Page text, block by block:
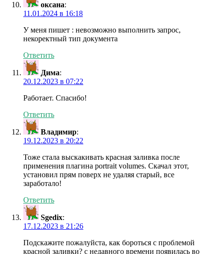
оксана:
11.01.2024 в 16:18
У меня пишет : невозможно выполнить запрос,
некоректный тип документа
Ответить
Дима:
20.12.2023 в 07:22
Работает. Спасибо!
Ответить
Владимир:
19.12.2023 в 20:22
Тоже стала выскакивать красная заливка после
применения плагина portrait volumes. Скачал этот,
установил прям поверх не удаляя старый, все
заработало!
Ответить
Sgedix:
17.12.2023 в 21:26
Подскажите пожалуйста, как бороться с проблемой
красной заливки? с недавного времени появилась во